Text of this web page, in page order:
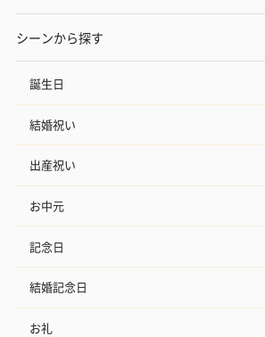
シーンから探す
誕生日
結婚祝い
出産祝い
お中元
記念日
結婚記念日
お礼